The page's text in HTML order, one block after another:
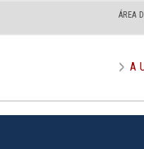
ÁREA
menu
A